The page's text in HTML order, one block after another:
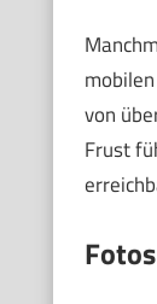
von
Frust